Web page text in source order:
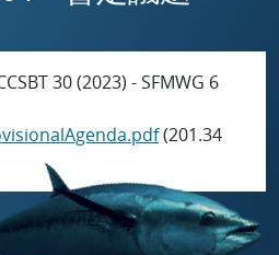
30 (2023) - SFMWG 6
(201.34